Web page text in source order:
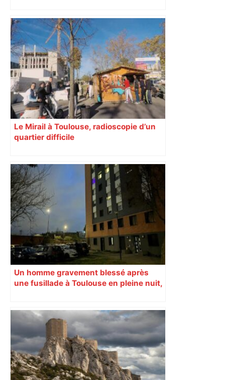
Le Mirail à Toulouse, radioscopie d’un
quartier difficile
Un homme gravement blessé après
une fusillade à Toulouse en pleine nuit,